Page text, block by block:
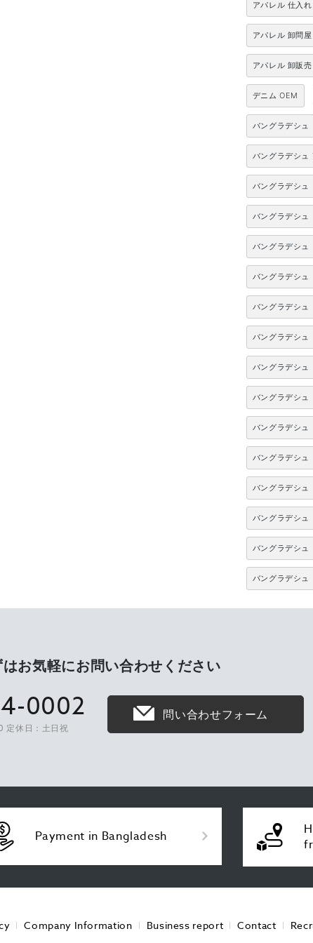
アパレル 仕入
アパレル 卸問屋
アパレル 卸販売
デニム OEM
バングラデシュ
バングラデシュ
バングラデシ
バングラデシ
バングラデシ
バングラデシ
バングラデシ
バングラデシ
バングラデシ
バングラデシ
バングラデシ
バングラデシ
バングラデシ
バングラデシ
バングラデシ
バングラデシ
はお気軽にお問い合わせください
0002
定休日：土日祝
問い合わせフォーム
Payment in Bangladesh
Company Information Business report Contact